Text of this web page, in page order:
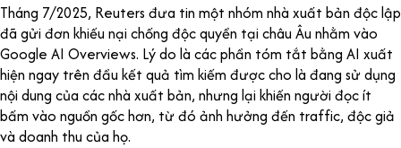
Tháng 7/2025, Reuters đưa tin một nhóm nhà xuất bản độc lập
đã gửi đơn khiếu nại chống độc quyền tại châu Âu nhằm vào
Google AI Overviews. Lý do là các phần tóm tắt bằng AI xuất
hiện ngay trên đầu kết quả tìm kiếm được cho là đang sử dụng
nội dung của các nhà xuất bản, nhưng lại khiến người đọc ít
bấm vào nguồn gốc hơn, từ đó ảnh hưởng đến traffic, độc giả
và doanh thu của họ.